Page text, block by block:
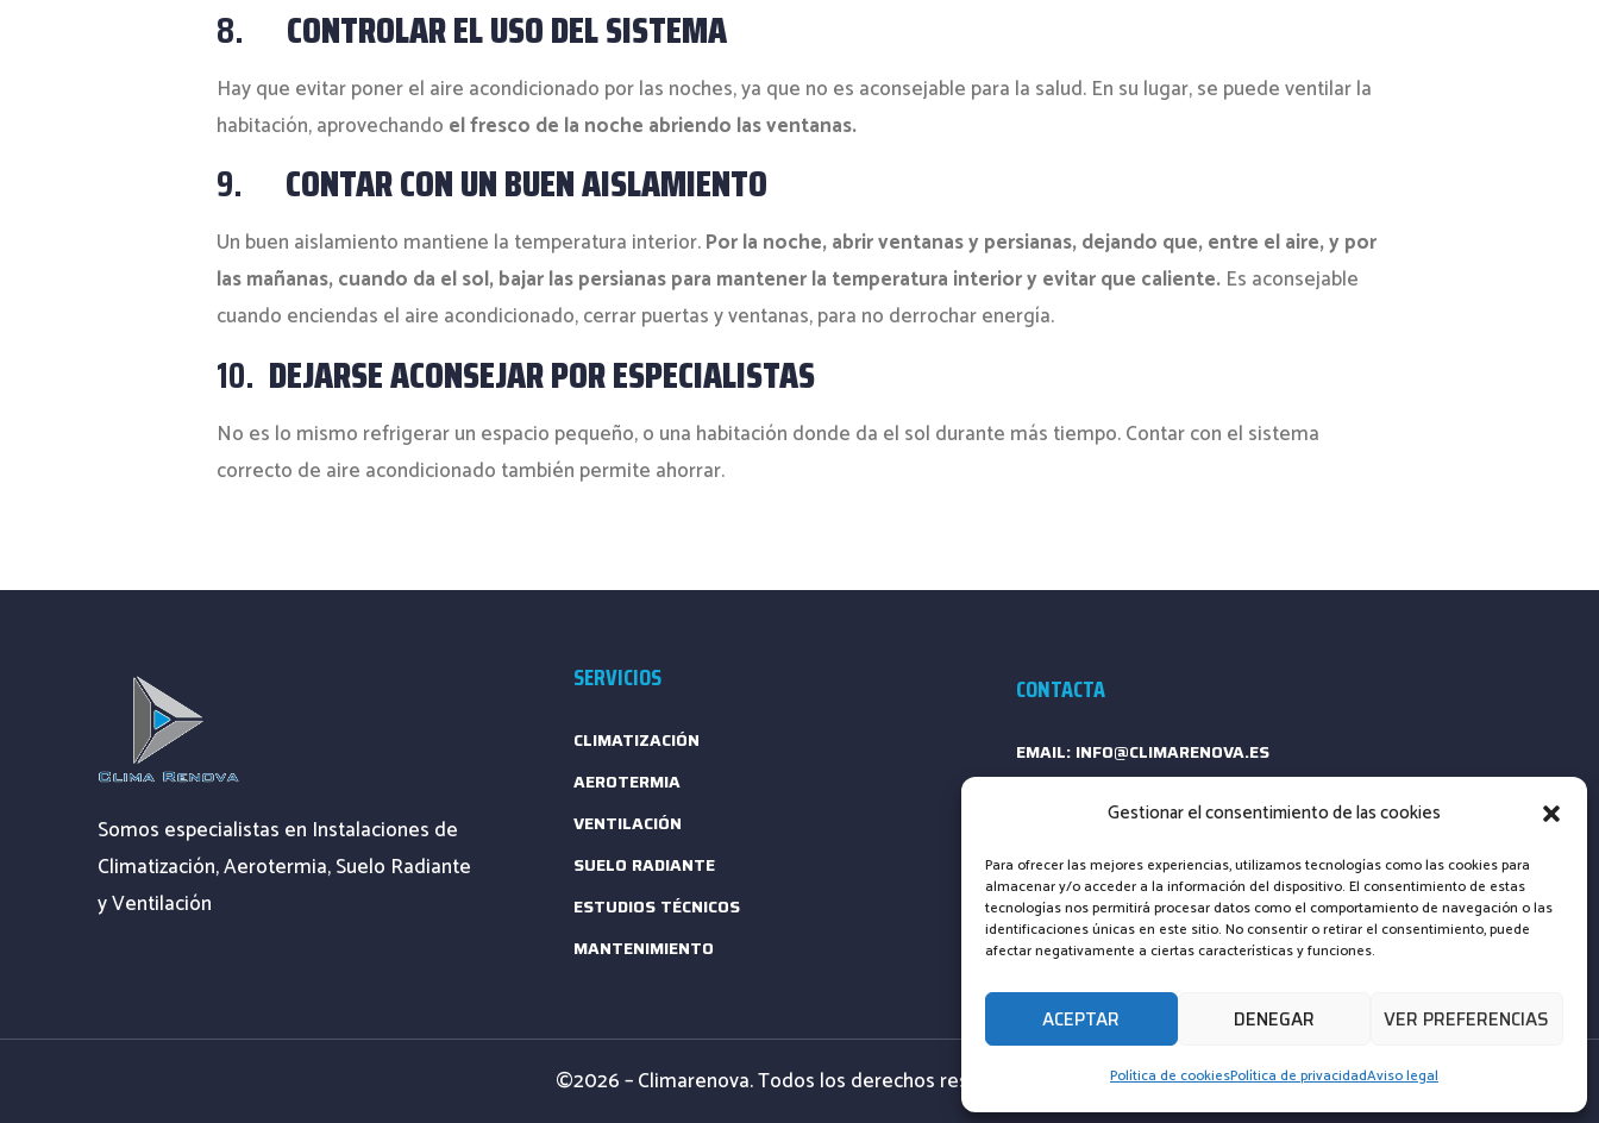
Gestionar el consentimiento de las cookies
Para ofrecer las mejores experiencias, utilizamos tecnologías como las cookies para
almacenar y/o acceder a la información del dispositivo. El consentimiento de estas
tecnologías nos permitirá procesar datos como el comportamiento de navegación o las
identificaciones únicas en este sitio. No consentir o retirar el consentimiento, puede
afectar negativamente a ciertas características y funciones.
ACEPTAR DENEGAR VER PREFERENCIAS
Política de cookiesPolítica de privacidadAviso legal
8. CONTROLAR EL USO DEL SISTEMA
Hay que evitar poner el aire acondicionado por las noches, ya que no es aconsejable para la salud. En su lugar, se puede ventilar la
habitación, aprovechando el fresco de la noche abriendo las ventanas.
9. CONTAR CON UN BUEN AISLAMIENTO
Un buen aislamiento mantiene la temperatura interior.Por la noche, abrir ventanas y persianas, dejando que, entre el aire, y por
las mañanas, cuando da el sol, bajar las persianas para mantener la temperatura interior y evitar que caliente. Es aconsejable
cuando enciendas el aire acondicionado, cerrar puertas y ventanas, para no derrochar energía.
10. DEJARSE ACONSEJAR POR ESPECIALISTAS
No es lo mismo refrigerar un espacio pequeño, o una habitación donde da el sol durante más tiempo. Contar con el sistema
correcto de aire acondicionado también permite ahorrar.
Somos especialistas en Instalaciones de
Climatización, Aerotermia, Suelo Radiante
y Ventilación
SERVICIOS
CLIMATIZACIÓN
AEROTERMIA
VENTILACIÓN
SUELO RADIANTE
ESTUDIOS TÉCNICOS
MANTENIMIENTO
CONTACTA
EMAIL: INFO@CLIMARENOVA.ES
TELÉFONO: +34 661 23 13 64
©2026 – Climarenova. Todos los derechos reservados.